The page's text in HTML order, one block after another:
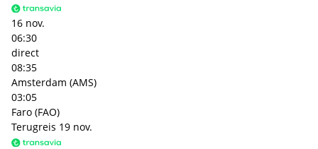
16 nov.
06:30
direct
08:35
Amsterdam (AMS)
03:05
Faro (FAO)
Terugreis 19 nov.